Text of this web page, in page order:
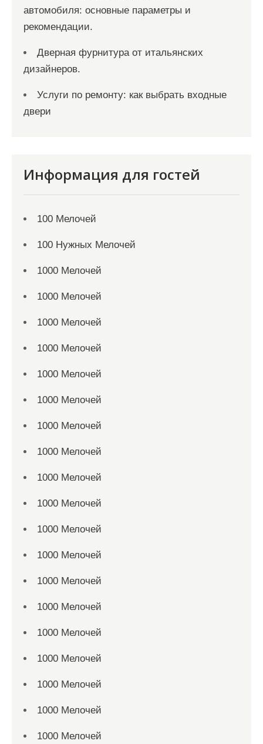
автомобиля: основные параметры и
рекомендации.
Дверная фурнитура от итальянских
дизайнеров.
Услуги по ремонту: как выбрать входные
двери
Информация для гостей
100 Мелочей
100 Нужных Мелочей
1000 Мелочей
1000 Мелочей
1000 Мелочей
1000 Мелочей
1000 Мелочей
1000 Мелочей
1000 Мелочей
1000 Мелочей
1000 Мелочей
1000 Мелочей
1000 Мелочей
1000 Мелочей
1000 Мелочей
1000 Мелочей
1000 Мелочей
1000 Мелочей
1000 Мелочей
1000 Мелочей
1000 Мелочей